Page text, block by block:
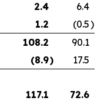
2.4
6.4
1.2 (0.5)
108.2
90.1
(8.9)
17.5
117.1
72.6